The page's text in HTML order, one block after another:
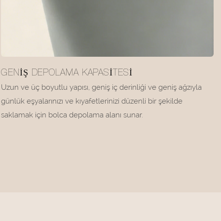
GENIŞ DEPOLAMA KAPASITESI
Uzun ve üç boyutlu yapısı, geniş iç derinliği ve geniş ağzıyla
günlük eşyalarınızı ve kıyafetlerinizi düzenli bir şekilde
saklamak için bolca depolama alanı sunar.